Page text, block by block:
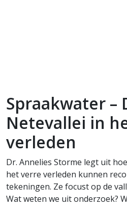
Spraakwater –
Netevallei in
verleden
Dr. Annelies Storme legt uit
het verre verleden kunnen
tekeningen. Ze focust op de
Wat weten we uit onderzoek?